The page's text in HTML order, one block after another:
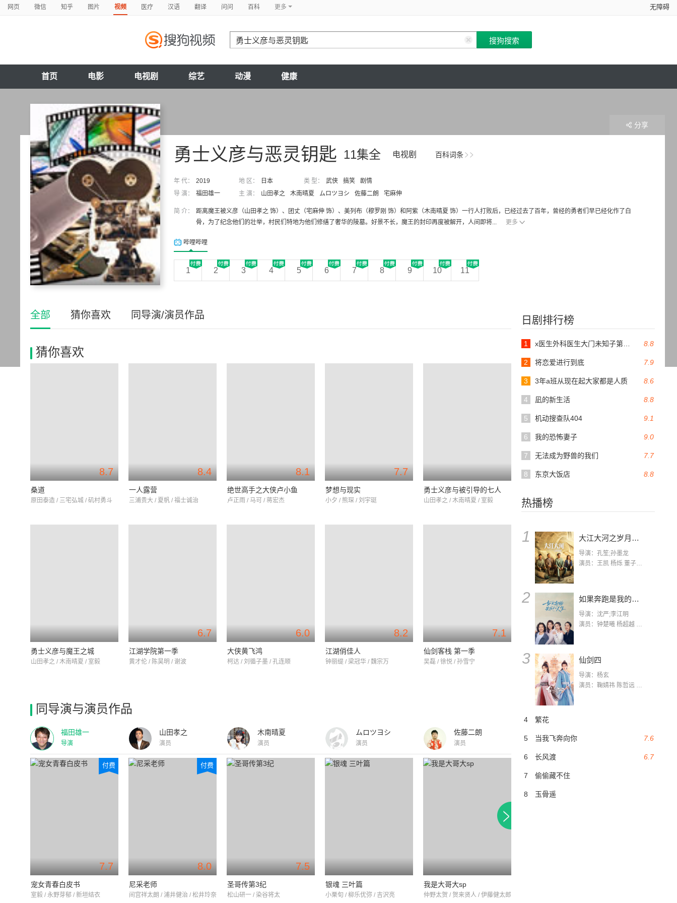
网页 微信 知乎 图片 视频 医疗 汉语 翻译 问问 百科 更多 无障碍
首页 电影 电视剧 综艺 动漫 健康
百科词条
11集全 电视剧
勇士义彦与恶灵钥匙
年 代： 2019 地 区： 日本 类 型： 武侠 搞笑
剧情
导 演：
福田雄一 主 演： 山田孝之 木南晴夏 ムロツヨシ 佐藤二朗 宅麻伸
简 介：
距离魔王被义彦（山田孝之 饰）、团丈（宅麻伸 饰）、美列布（穆罗刚 饰）和阿紫（木南晴夏 饰）一行人打败后，已经过去了百年，曾经的勇者们早已经化作了白
骨，为了纪念他们的壮举，村民们特地为他们修缮了奢华的陵墓。好景不长，魔王的封印再度被解开，人间即将...
更多
哔哩哔哩
1 2 3 4 5 6 7 8 9 10 11
分享
日剧排行榜
8.8
1
7.9
2 将恋爱进行到底
8.6
3 3年a班从现在起大家都是人质
8.8
4 凪的新生活
9.1
5 机动搜查队404
9.0
6 我的恐怖妻子
7.7
7 无法成为野兽的我们
8.8
8 东京大饭店
热播榜
1 大江大河之岁月如歌
导演：孔笙;孙墨龙
演员：王凯 杨烁 董子健 杨采钰 张佳宁 练练 林栋甫 房子斌
2 如果奔跑是我的人生
导演：沈严;李江明
演员：钟楚曦 杨超越 许娣 陈小艺 侯雯元 宋洋 王宥钧 李添诺
3 仙剑四
导演：杨玄
演员：鞠婧祎 陈哲远 茅子俊 毛晓慧 王媛可 张志浩 林枫松 张帆（演员）
4 繁花
7.6
5 当我飞奔向你
6.7
6 长风渡
7 偷偷藏不住
8 玉骨遥
全部 猜你喜欢 同导演/演员作品
猜你喜欢
8.7
桑道
原田泰造 / 三宅弘城 / 矶村勇斗
8.4
一人露营
三浦贵大 / 夏帆 / 福士诚治
8.1
绝世高手之大侠卢小鱼
卢正雨 / 马可 / 蒋宏杰
7.7
梦想与现实
小夕 / 熊琛 / 刘宇珽
勇士义彦与被引导的七人
山田孝之 / 木南晴夏 / 室毅
勇士义彦与魔王之城
山田孝之 / 木南晴夏 / 室毅
6.7
江湖学院第一季
黄才伦 / 陈昊明 / 谢波
6.0
大侠黄飞鸿
柯达 / 刘循子墨 / 孔连顺
8.2
江湖俏佳人
钟丽缇 / 梁冠华 / 魏宗万
7.1
仙剑客栈 第一季
吴磊 / 徐悦 / 孙雪宁
同导演与演员作品
福田雄一
导演
山田孝之
演员
木南晴夏
演员
ムロツヨシ
演员
佐藤二朗
演员
7.7
付费
宠女青春白皮书
室毅 / 永野芽郁 / 新垣结衣
8.0
付费
尼采老师
间宫祥太朗 / 浦井健治 / 松井玲奈
7.5
圣哥传第3纪
松山研一 / 染谷将太
银魂 三叶篇
小栗旬 / 柳乐优弥 / 吉沢亮
我是大哥大sp
仲野太贺 / 贺来贤人 / 伊藤健太郎